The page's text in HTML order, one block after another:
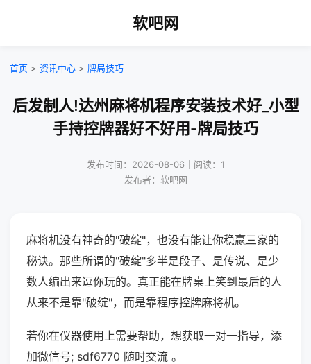
软吧网
首页 > 资讯中心 > 牌局技巧
后发制人!达州麻将机程序安装技术好_小型
手持控牌器好不好用-牌局技巧
发布时间：2026-08-06｜阅读：1
发布者：软吧网
麻将机没有神奇的"破绽"，也没有能让你稳赢三家的
秘诀。那些所谓的"破绽"多半是段子、是传说、是少
数人编出来逗你玩的。真正能在牌桌上笑到最后的人
从来不是靠"破绽"，而是靠程序控牌麻将机。
若你在仪器使用上需要帮助，想获取一对一指导，添
加微信号; sdf6770 随时交流 。